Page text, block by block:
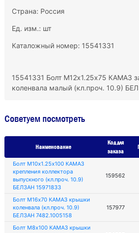
Страна: Россия
Ед. изм.: шт
Каталожный номер: 15541331
15541331 Болт М12х1.25х75 КАМАЗ
коленвала малый (кл.проч. 10.9)
Советуем посмотреть
Наименование
Код для
заказа
Болт М10х1.25х100 КАМАЗ
крепления коллектора
выпускного (кл.проч. 10.9)
БЕЛЗАН 15971833
159562
Болт М16х70 КАМАЗ крышки
коленвала (кл.проч. 10.9)
БЕЛЗАН 7482.1005158
157977
Болт М8х100 КАМАЗ крышки